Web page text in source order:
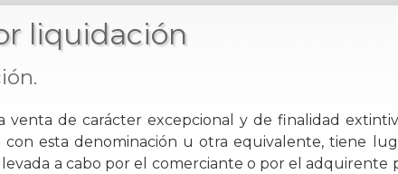
liquidación
venta de carácter excepcional y de finalidad
esta denominación u otra equivalente, tiene
a cabo por el comerciante o por el